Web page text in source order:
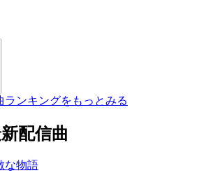
ランキングをもっとみる
配信曲
な物語